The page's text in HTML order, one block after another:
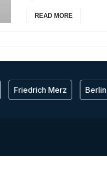
READ MORE
Friedrich Merz Berlin